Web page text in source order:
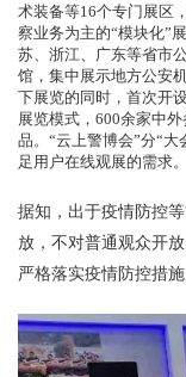
术装备等16个专门展区
察业务为主的“模块化”
苏、浙江、广东等省市
馆，集中展示地方公安
下展览的同时，首次开
展览模式，600余家中
品。“云上警博会”分“大
足用户在线观展的需求。
据知，出于疫情防控
放，不对普通观众开
严格落实疫情防控措施